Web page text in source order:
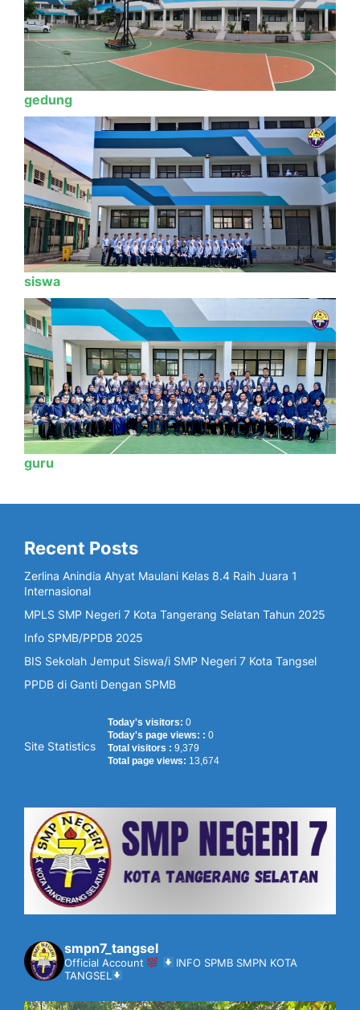
gedung
siswa
guru
Recent Posts
Zerlina Anindia Ahyat Maulani Kelas 8.4 Raih Juara 1
Internasional
MPLS SMP Negeri 7 Kota Tangerang Selatan Tahun 2025
Info SPMB/PPDB 2025
BIS Sekolah Jemput Siswa/i SMP Negeri 7 Kota Tangsel
PPDB di Ganti Dengan SPMB
Site Statistics
Today's visitors: 0
Today's page views: : 0
Total visitors : 9,379
Total page views: 13,674
smpn7_tangsel
Official Account
INFO SPMB SMPN KOTA
TANGSEL